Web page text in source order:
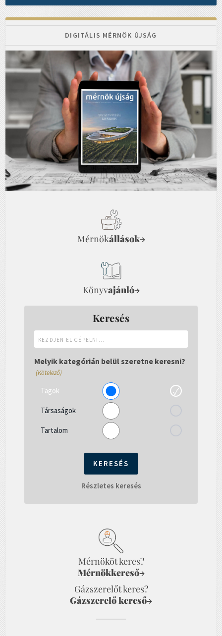
DIGITÁLIS MÉRNÖK ÚJSÁG
Mérnökállások→
Könyvajánló→
Keresés
el
gépelni...
Melyik kategórián belül szeretne keresni?
(Kötelező)
Tagok
Társaságok
Tartalom
Részletes keresés
Mérnököt keres?
Mérnökkereső→
Gázszerelőt keres?
Gázszerelő kereső→